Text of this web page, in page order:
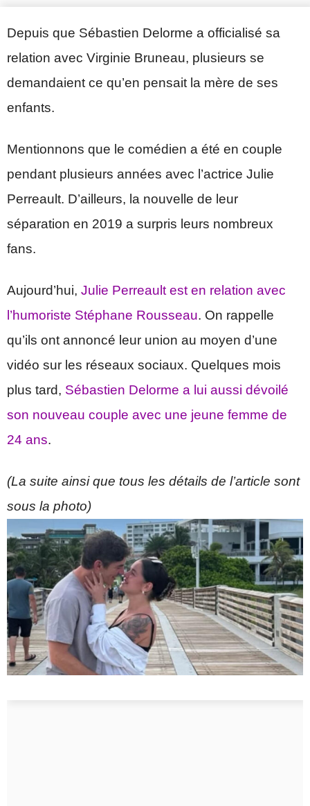
Depuis que Sébastien Delorme a officialisé sa
relation avec Virginie Bruneau, plusieurs se
demandaient ce qu’en pensait la mère de ses
enfants.
Mentionnons que le comédien a été en couple
pendant plusieurs années avec l’actrice Julie
Perreault. D’ailleurs, la nouvelle de leur
séparation en 2019 a surpris leurs nombreux
fans.
Aujourd’hui, Julie Perreault est en relation avec
l’humoriste Stéphane Rousseau. On rappelle
qu’ils ont annoncé leur union au moyen d’une
vidéo sur les réseaux sociaux. Quelques mois
plus tard, Sébastien Delorme a lui aussi dévoilé
son nouveau couple avec une jeune femme de
24 ans.
(La suite ainsi que tous les détails de l’article sont
sous la photo)